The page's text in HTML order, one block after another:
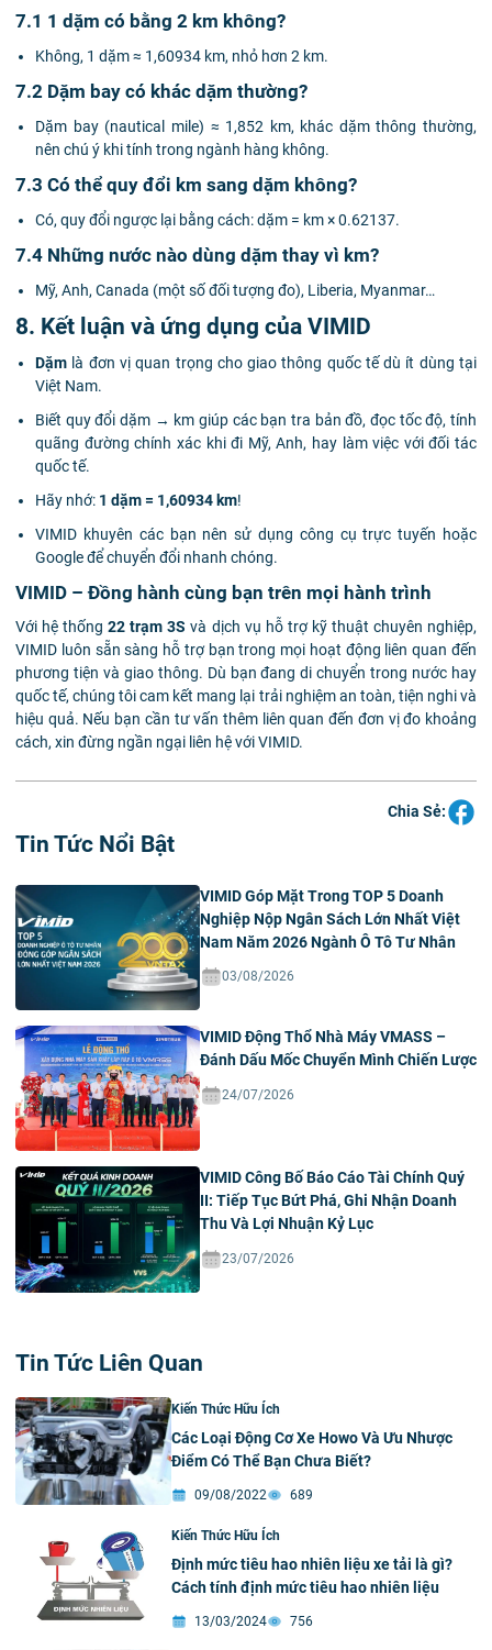
7.1 1 dặm có bằng 2 km không?
Không, 1 dặm ≈ 1,60934 km, nhỏ hơn 2 km.
7.2 Dặm bay có khác dặm thường?
Dặm bay (nautical mile) ≈ 1,852 km, khác dặm thông thường,
nên chú ý khi tính trong ngành hàng không.
7.3 Có thể quy đổi km sang dặm không?
Có, quy đổi ngược lại bằng cách: dặm = km × 0.62137.
7.4 Những nước nào dùng dặm thay vì km?
Mỹ, Anh, Canada (một số đối tượng đo), Liberia, Myanmar…
8. Kết luận và ứng dụng của VIMID
Dặm là đơn vị quan trọng cho giao thông quốc tế dù ít dùng tại
Việt Nam.
Biết quy đổi dặm → km giúp các bạn tra bản đồ, đọc tốc độ, tính
quãng đường chính xác khi đi Mỹ, Anh, hay làm việc với đối tác
quốc tế.
Hãy nhớ: 1 dặm = 1,60934 km!
VIMID khuyên các bạn nên sử dụng công cụ trực tuyến hoặc
Google để chuyển đổi nhanh chóng.
VIMID – Đồng hành cùng bạn trên mọi hành trình
Với hệ thống22 trạm 3S và dịch vụ hỗ trợ kỹ thuật chuyên nghiệp,
VIMID luôn sẵn sàng hỗ trợ bạn trong mọi hoạt động liên quan đến
phương tiện và giao thông. Dù bạn đang di chuyển trong nước hay
quốc tế, chúng tôi cam kết mang lại trải nghiệm an toàn, tiện nghi và
hiệu quả. Nếu bạn cần tư vấn thêm liên quan đến đơn vị đo khoảng
cách, xin đừng ngần ngại liên hệ với VIMID.
Chia Sẻ:
Tin Tức Nổi Bật
VIMID Góp Mặt Trong TOP 5 Doanh
Nghiệp Nộp Ngân Sách Lớn Nhất Việt
Nam Năm 2026 Ngành Ô Tô Tư Nhân
03/08/2026
VIMID Động Thổ Nhà Máy VMASS –
Đánh Dấu Mốc Chuyển Mình Chiến Lược
24/07/2026
VIMID Công Bố Báo Cáo Tài Chính Quý
II: Tiếp Tục Bứt Phá, Ghi Nhận Doanh
Thu Và Lợi Nhuận Kỷ Lục
23/07/2026
Tin Tức Liên Quan
Kiến Thức Hữu Ích
Các Loại Động Cơ Xe Howo Và Ưu Nhược
Điểm Có Thể Bạn Chưa Biết?
09/08/2022 689
Kiến Thức Hữu Ích
Định mức tiêu hao nhiên liệu xe tải là gì?
Cách tính định mức tiêu hao nhiên liệu
13/03/2024 756